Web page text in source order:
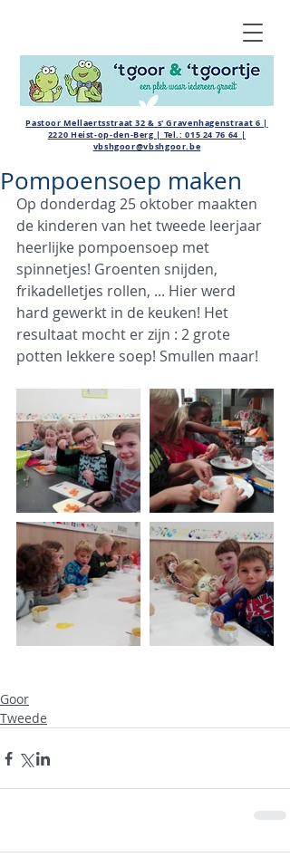
Pastoor Mellaertsstraat 32 & s' Gravenhagenstraat 6 |
2220 Heist-op-den-Berg | Tel.:015 24 76 64 |
vbshgoor@vbshgoor.be
Pompoensoep maken
Op donderdag 25 oktober maakten
de kinderen van het tweede leerjaar
heerlijke pompoensoep met
spinnetjes! Groenten snijden,
frikadelletjes rollen, ... Hier werd
hard gewerkt in de keuken! Het
resultaat mocht er zijn : 2 grote
potten lekkere soep! Smullen maar!
Goor
Tweede